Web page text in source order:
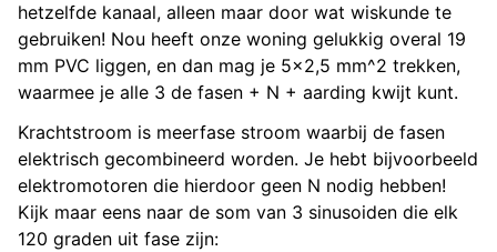
hetzelfde kanaal, alleen maar door wat wiskunde te
gebruiken! Nou heeft onze woning gelukkig overal 19
mm PVC liggen, en dan mag je 5x2,5 mm^2 trekken,
waarmee je alle 3 de fasen + N + aarding kwijt kunt.
Krachtstroom is meerfase stroom waarbij de fasen
elektrisch gecombineerd worden. Je hebt bijvoorbeeld
elektromotoren die hierdoor geen N nodig hebben!
Kijk maar eens naar de som van 3 sinusoiden die elk
120 graden uit fase zijn: